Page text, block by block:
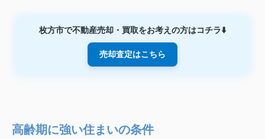
枚方市で不動産売却・買取をお考えの方はコチラ⬇️
売却査定はこちら
高齢期に強い住まいの条件